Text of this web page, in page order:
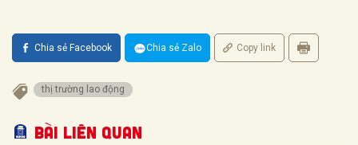
Chia sẻ Facebook Chia sẻ Zalo Copy link
thị trường lao động
Bài liên quan